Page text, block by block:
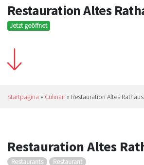
Restauration Altes
Jetzt geöffnet
Startpagina » Culinair» Restauration Altes Rathaus
Restauration Altes
Restaurants Restaurant